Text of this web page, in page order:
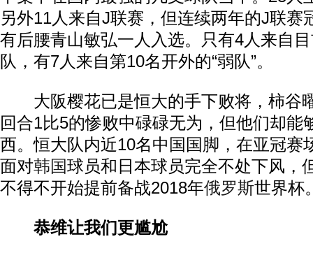
另外11人来自J联赛，但连续两年的J联赛
有后腰青山敏弘一人入选。只有4人来自
队，有7人来自第10名开外的“弱队”。
大阪樱花已是恒大的手下败将，柿谷
回合1比5的惨败中碌碌无为，但他们却能
西。恒大队内近10名中国国脚，在亚冠赛
面对韩国球员和日本球员完全不处下风，
不得不开始提前备战2018年俄罗斯世界杯
恭维让我们更尴尬